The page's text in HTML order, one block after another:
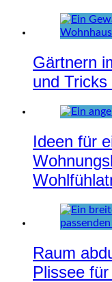
Gärtnern
und
Ideen für
Raum
Plissee